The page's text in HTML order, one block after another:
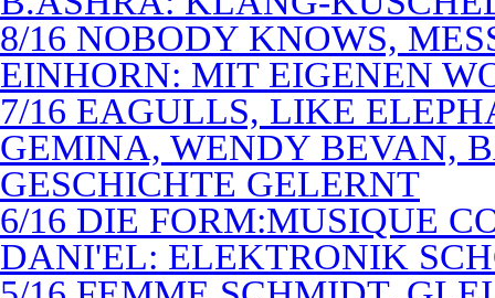
8/16 NOBODY KNOWS,
EINHORN: MIT EIGENEN
7/16 EAGULLS, LIKE
GEMINA, WENDY BEVAN,
GESCHICHTE GELERNT
6/16 DIE FORM:MUSIQUE
DANI'EL: ELEKTRONIK